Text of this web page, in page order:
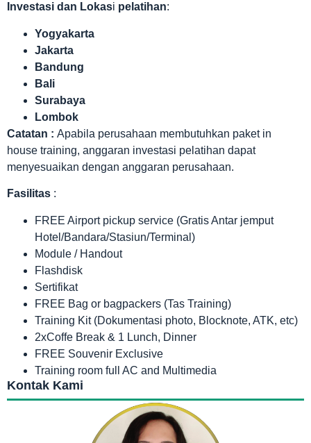
Investasi dan Lokasi pelatihan:
Yogyakarta
Jakarta
Bandung
Bali
Surabaya
Lombok
Catatan : Apabila perusahaan membutuhkan paket in
house training, anggaran investasi pelatihan dapat
menyesuaikan dengan anggaran perusahaan.
Fasilitas :
FREE Airport pickup service (Gratis Antar jemput
Hotel/Bandara/Stasiun/Terminal)
Module / Handout
Flashdisk
Sertifikat
FREE Bag or bagpackers (Tas Training)
Training Kit (Dokumentasi photo, Blocknote, ATK, etc)
2xCoffe Break & 1 Lunch, Dinner
FREE Souvenir Exclusive
Training room full AC and Multimedia
Kontak Kami